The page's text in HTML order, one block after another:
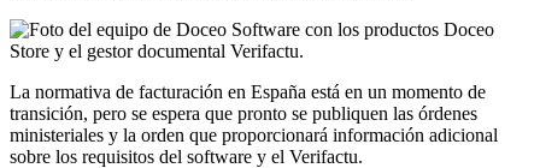
La normativa de facturación en España está en un momento de
transición, pero se espera que pronto se publiquen las órdenes
ministeriales y la orden que proporcionará información adicional
sobre los requisitos del software y el Verifactu.